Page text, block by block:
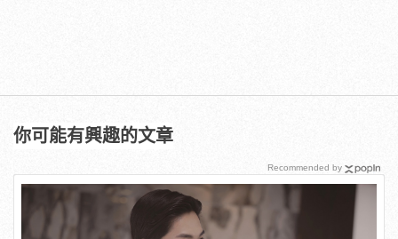
你可能有興趣的文章
Recommended by